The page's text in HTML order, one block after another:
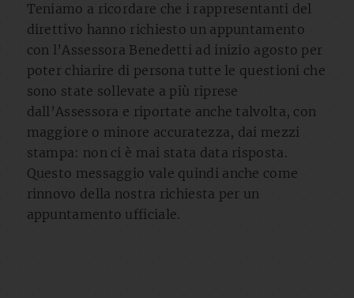
Teniamo a ricordare che i rappresentanti del
direttivo hanno richiesto un appuntamento
con l’Assessora Benedetti ad inizio agosto per
poter chiarire di persona tutte le questioni che
sono state sollevate a più riprese
dall’Assessora e riportate anche talvolta, con
maggiore o minore accuratezza, dai mezzi
stampa: non ci è mai stata data risposta.
Questo messaggio vale quindi anche come
rinnovo della nostra richiesta per un
appuntamento ufficiale.